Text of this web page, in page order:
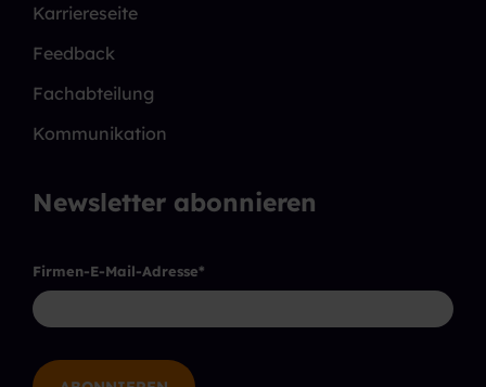
Karriereseite
Feedback
Fachabteilung
Kommunikation
Newsletter abonnieren
Firmen-E-Mail-Adresse*